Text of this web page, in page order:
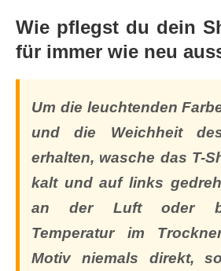
Wie pflegst du dein
für immer wie neu
Um die leuchtenden
und die Weichheit
erhalten, wasche das T-
kalt und auf links
an der Luft oder
Temperatur im
Motiv niemals direkt,